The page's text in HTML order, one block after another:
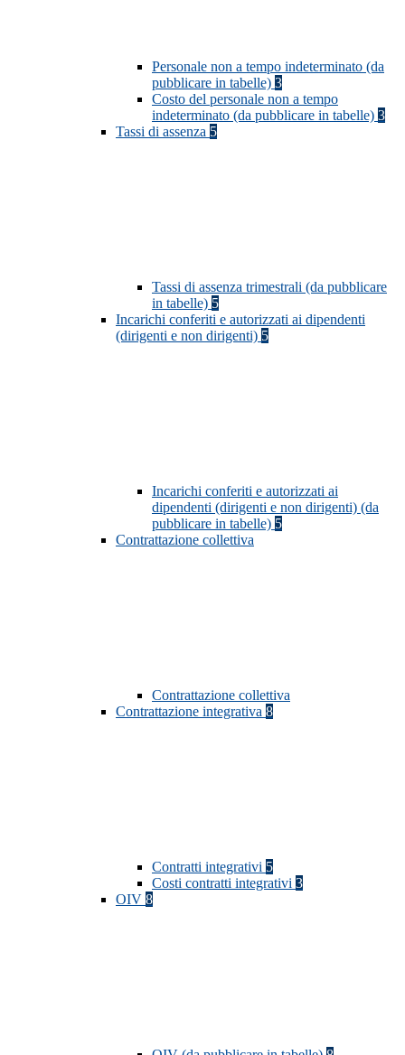
Personale non a tempo indeterminato (da
pubblicare in tabelle) 3
Costo del personale non a tempo
indeterminato (da pubblicare in tabelle) 3
Tassi di assenza 5
Tassi di assenza trimestrali (da pubblicare
in tabelle) 5
Incarichi conferiti e autorizzati ai dipendenti
(dirigenti e non dirigenti) 5
Incarichi conferiti e autorizzati ai
dipendenti (dirigenti e non dirigenti) (da
pubblicare in tabelle) 5
Contrattazione collettiva
Contrattazione collettiva
Contrattazione integrativa 8
Contratti integrativi 5
Costi contratti integrativi 3
OIV 8